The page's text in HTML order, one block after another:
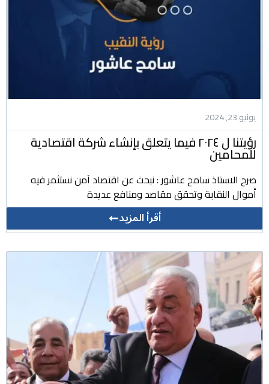
يونيو 23, 2024
رؤيتنا ل ٢٠٢٤ فيما يتعلق بإنشاء شركة اقتصادية
للمحامين
صرح الاستاذ سامح عاشور : نبحث عن اقتصاد آمن نستثمر فيه
أموال النقابة وتحقق مقاصد ومنافع عديدة
أقرأ المزيد